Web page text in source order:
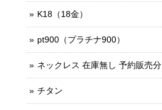
K18（18金）
pt900（プラチナ900）
ネックレス 在庫無し 予約販売分
チタン